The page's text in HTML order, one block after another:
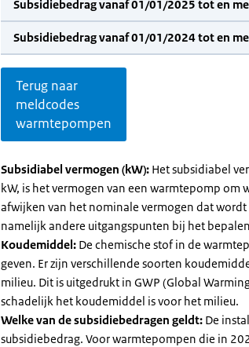
Subsidiebedrag vanaf 01/01/2025 tot en
Subsidiebedrag vanaf 01/01/2024 tot en
Terug naar
meldcodes
warmtepompen
Subsidiabel vermogen (kW): Het subsidiabel
kW, is het vermogen van een warmtepomp om
afwijken van het nominale vermogen dat
namelijk andere uitgangspunten bij het
Koudemiddel: De chemische stof in de
geven. Er zijn verschillende soorten
milieu. Dit is uitgedrukt in GWP (Global
schadelijk het koudemiddel is voor het milieu.
Welke van de subsidiebedragen geldt: De
subsidiebedrag. Voor warmtepompen die in